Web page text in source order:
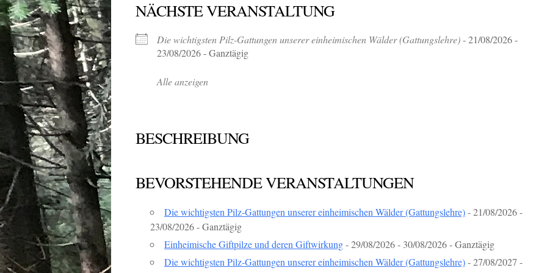
NÄCHSTE VERANSTALTUNG
Die wichtigsten Pilz-Gattungen unserer einheimischen Wälder (Gattungslehre)- 21/08/2026 -
23/08/2026 - Ganztägig
Alle anzeigen
BESCHREIBUNG
BEVORSTEHENDE VERANSTALTUNGEN
Die wichtigsten Pilz-Gattungen unserer einheimischen Wälder (Gattungslehre)- 21/08/2026 -
23/08/2026 - Ganztägig
Einheimische Giftpilze und deren Giftwirkung- 29/08/2026 - 30/08/2026 - Ganztägig
Die wichtigsten Pilz-Gattungen unserer einheimischen Wälder (Gattungslehre)- 27/08/2027 -